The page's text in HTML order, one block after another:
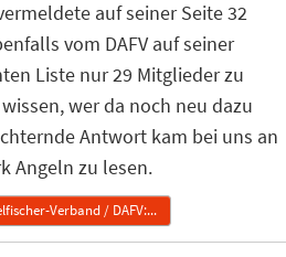
auf seiner Seite 32
vom DAFV auf seiner
Liste nur 29 Mitglieder zu
wer da noch neu dazu
Antwort kam bei uns an
Angeln zu lesen.
Verband / DAFV:...